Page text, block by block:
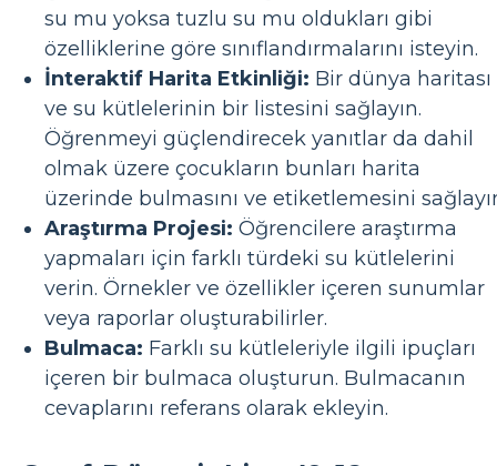
su mu yoksa tuzlu su mu oldukları gibi
özelliklerine göre sınıflandırmalarını isteyin.
İnteraktif Harita Etkinliği: Bir dünya haritası
ve su kütlelerinin bir listesini sağlayın.
Öğrenmeyi güçlendirecek yanıtlar da dahil
olmak üzere çocukların bunları harita
üzerinde bulmasını ve etiketlemesini
Araştırma Projesi: Öğrencilere araştırma
yapmaları için farklı türdeki su kütlelerini
verin. Örnekler ve özellikler içeren sunumlar
veya raporlar oluşturabilirler.
Bulmaca: Farklı su kütleleriyle ilgili ipuçları
içeren bir bulmaca oluşturun. Bulmacanın
cevaplarını referans olarak ekleyin.